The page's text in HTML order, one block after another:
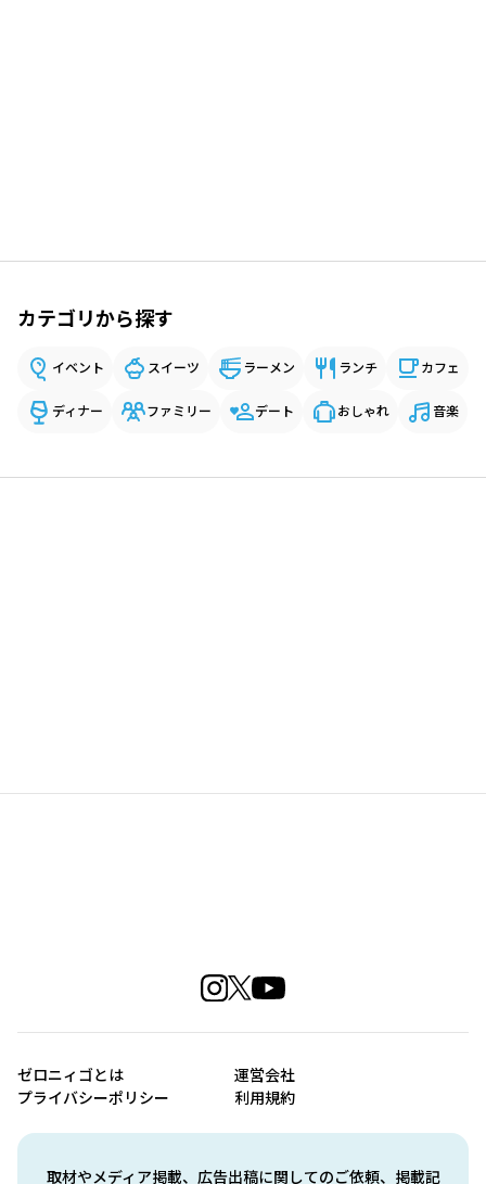
カテゴリから探す
イベント スイーツ ラーメン ランチ カフェ
ディナー ファミリー デート おしゃれ 音楽
取材やメディア掲載、広告出稿に関してのご依頼、掲載記
ゼロニィゴとは
運営会社
プライバシーポリシー
利用規約